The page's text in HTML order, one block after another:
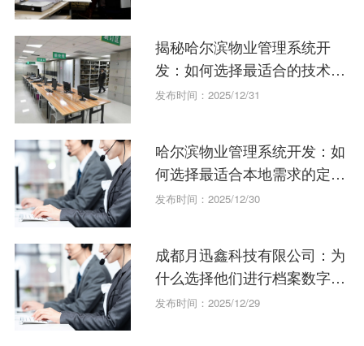
揭秘哈尔滨物业管理系统开
发：如何选择最适合的技术方
案？
发布时间：2025/12/31
哈尔滨物业管理系统开发：如
何选择最适合本地需求的定制
方案？
发布时间：2025/12/30
成都月迅鑫科技有限公司：为
什么选择他们进行档案数字化
服务？
发布时间：2025/12/29